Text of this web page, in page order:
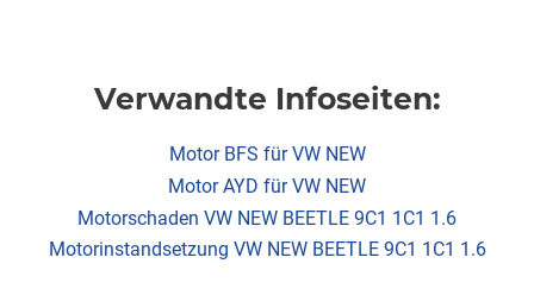
Verwandte Infoseiten:
Motor BFS für VW NEW
Motor AYD für VW NEW
Motorschaden VW NEW BEETLE 9C1 1C1 1.6
Motorinstandsetzung VW NEW BEETLE 9C1 1C1 1.6